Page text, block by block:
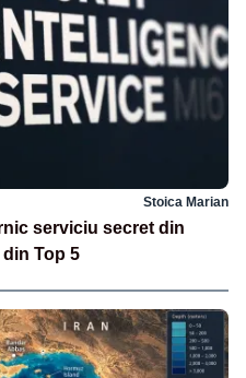
Stoica Marian
serviciu secret din
Top 5